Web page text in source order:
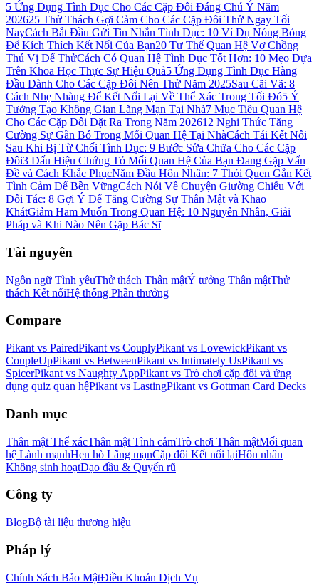
5 Ứng Dụng Tình Dục Cho Các Cặp Đôi Đáng Chú Ý Năm
202625 Thử Thách Gợi Cảm Cho Các Cặp Đôi Thử Ngay Tối
NayCách Bắt Đầu Gửi Tin Nhắn Tình Dục: 10 Ví Dụ Nóng Bỏng
Để Kích Thích Kết Nối Của Bạn20 Tư Thế Quan Hệ Vợ Chồng
Thú Vị Để ThửCách Có Quan Hệ Tình Dục Tốt Hơn: 10 Mẹo Dựa
Trên Khoa Học Thực Sự Hiệu Quả5 Ứng Dụng Tình Dục Hàng
Đầu Dành Cho Các Cặp Đôi Nên Thử Năm 2025Sau Cãi Vã: 8
Cách Nhẹ Nhàng Để Kết Nối Lại Về Thể Xác Trong Tối Đó5 Ý
Tưởng Tạo Không Gian Lãng Mạn Tại Nhà7 Mục Tiêu Quan Hệ
Cho Các Cặp Đôi Đặt Ra Trong Năm 202612 Nghi Thức Tăng
Cường Sự Gắn Bó Trong Mối Quan Hệ Tại NhàCách Tái Kết Nối
Sau Khi Bị Từ Chối Tình Dục: 9 Bước Sửa Chữa Cho Các Cặp
Đôi3 Dấu Hiệu Chứng Tỏ Mối Quan Hệ Của Bạn Đang Gặp Vấn
Đề và Cách Khắc PhụcNăm Đầu Hôn Nhân: 7 Thói Quen Gắn Kết
Tình Cảm Để Bền VữngCách Nói Về Chuyện Giường Chiếu Với
Đối Tác: 8 Gợi Ý Để Tăng Cường Sự Thân Mật và Khao
KhátGiảm Ham Muốn Trong Quan Hệ: 10 Nguyên Nhân, Giải
Pháp và Khi Nào Nên Gặp Bác Sĩ
Tài nguyên
Ngôn ngữ Tình yêuThử thách Thân mậtÝ tưởng Thân mậtThử
thách Kết nốiHệ thống Phần thưởng
Compare
Pikant vs PairedPikant vs CouplyPikant vs LovewickPikant vs
CoupleUpPikant vs BetweenPikant vs Intimately UsPikant vs
SpicerPikant vs Naughty AppPikant vs Trò chơi cặp đôi và ứng
dụng quiz quan hệPikant vs LastingPikant vs Gottman Card Decks
Danh mục
Thân mật Thể xácThân mật Tình cảmTrò chơi Thân mậtMối quan
hệ Lành mạnhHẹn hò Lãng mạnCặp đôi Kết nối lạiHôn nhân
Không sinh hoạtDạo đầu & Quyến rũ
Công ty
BlogBộ tài liệu thương hiệu
Pháp lý
Chính Sách Bảo MậtĐiều Khoản Dịch Vụ